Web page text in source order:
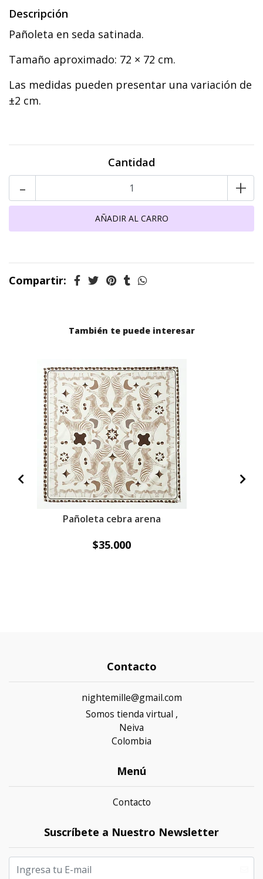
Descripción
Pañoleta en seda satinada.
Tamaño aproximado: 72 × 72 cm.
Las medidas pueden presentar una variación de
±2 cm.
Cantidad
- +
Compartir:
También te puede interesar
Pañoleta cebra arena
$35.000
Contacto
nightemille@gmail.com
Somos tienda virtual ,
Neiva
Colombia
Menú
Contacto
Suscríbete a Nuestro Newsletter